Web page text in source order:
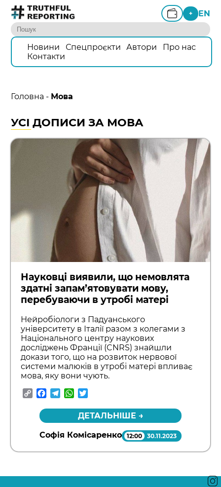
+ EN
Новини Спецпроєкти Автори
Про нас
Контакти
Головна - Мова
УСІ ДОПИСИ ЗА МОВА
Науковці виявили, що немовлята
здатні запам’ятовувати мову,
перебуваючи в утробі матері
Нейробіологи з Падуанського
університету в Італії разом з колегами з
Національного центру наукових
досліджень Франції (CNRS) знайшли
докази того, що на розвиток нервової
системи малюків в утробі матері впливає
мова, яку вони чують.
CopyFacebook
TelegramWhatsApp
ДЕТАЛЬНІШЕ →
Софія Комісаренко 12:00 30.11.2023